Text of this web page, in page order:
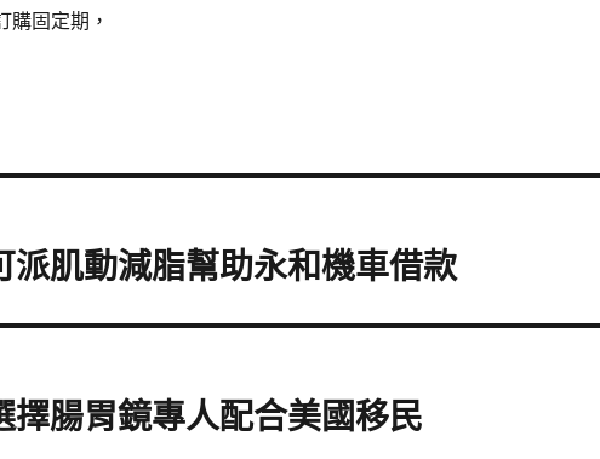
購固定期，
肌動減脂幫助永和機車借款
腸胃鏡專人配合美國移民